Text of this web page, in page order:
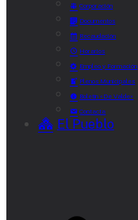
Corporación
Documentos
Recaudación
Horarios
Empleo y Formación
Plenos Municipales
Boletín «De Valde»
Contacta
El Pueblo